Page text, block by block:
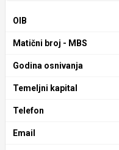
OIB
Matični broj - MBS
Godina osnivanja
Temeljni kapital
Telefon
Email